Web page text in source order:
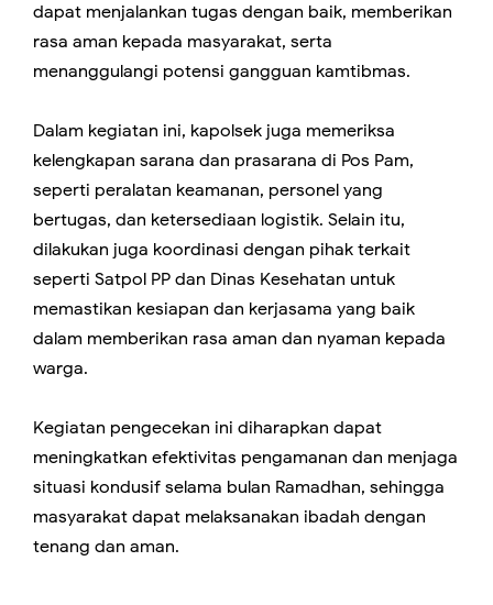
dapat menjalankan tugas dengan baik, memberikan
rasa aman kepada masyarakat, serta
menanggulangi potensi gangguan kamtibmas.
Dalam kegiatan ini, kapolsek juga memeriksa
kelengkapan sarana dan prasarana di Pos Pam,
seperti peralatan keamanan, personel yang
bertugas, dan ketersediaan logistik. Selain itu,
dilakukan juga koordinasi dengan pihak terkait
seperti Satpol PP dan Dinas Kesehatan untuk
memastikan kesiapan dan kerjasama yang baik
dalam memberikan rasa aman dan nyaman kepada
warga.
Kegiatan pengecekan ini diharapkan dapat
meningkatkan efektivitas pengamanan dan menjaga
situasi kondusif selama bulan Ramadhan, sehingga
masyarakat dapat melaksanakan ibadah dengan
tenang dan aman.